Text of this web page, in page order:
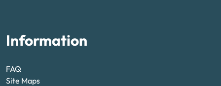
Information
FAQ
Site Maps